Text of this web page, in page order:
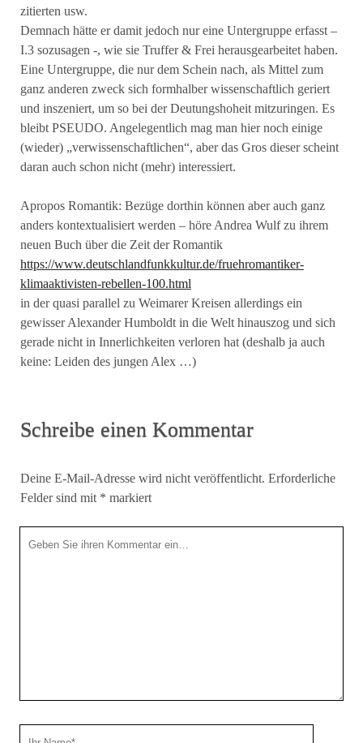
zitierten usw.
Demnach hätte er damit jedoch nur eine Untergruppe erfasst –
I.3 sozusagen -, wie sie Truffer & Frei herausgearbeitet haben.
Eine Untergruppe, die nur dem Schein nach, als Mittel zum
ganz anderen zweck sich formhalber wissenschaftlich geriert
und inszeniert, um so bei der Deutungshoheit mitzuringen. Es
bleibt PSEUDO. Angelegentlich mag man hier noch einige
(wieder) „verwissenschaftlichen“, aber das Gros dieser scheint
daran auch schon nicht (mehr) interessiert.
Apropos Romantik: Bezüge dorthin können aber auch ganz
anders kontextualisiert werden – höre Andrea Wulf zu ihrem
neuen Buch über die Zeit der Romantik
https://www.deutschlandfunkkultur.de/fruehromantiker-
klimaaktivisten-rebellen-100.html
in der quasi parallel zu Weimarer Kreisen allerdings ein
gewisser Alexander Humboldt in die Welt hinauszog und sich
gerade nicht in Innerlichkeiten verloren hat (deshalb ja auch
keine: Leiden des jungen Alex …)
Schreibe einen Kommentar
Deine E-Mail-Adresse wird nicht veröffentlicht. Erforderliche
Felder sind mit * markiert